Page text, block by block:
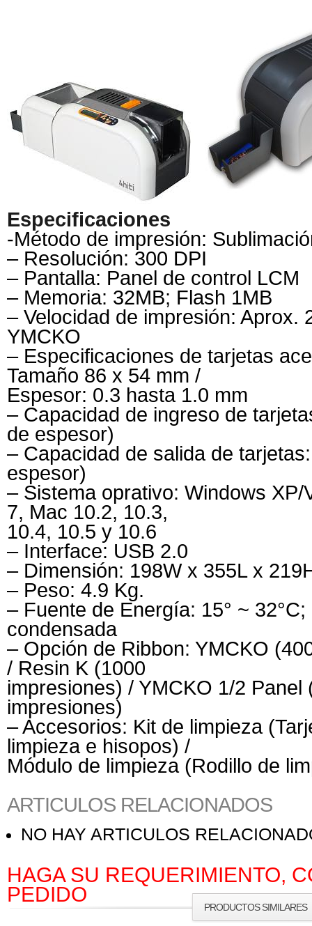
Especificaciones
-Método de impresión:
– Resolución: 300 DPI
– Pantalla: Panel de control LCM
– Memoria: 32MB; Flash 1MB
– Velocidad de impresión: Aprox.
YMCKO
– Especificaciones de tarjetas
Tamaño 86 x 54 mm /
Espesor: 0.3 hasta 1.0 mm
– Capacidad de ingreso de
de espesor)
– Capacidad de salida de
espesor)
– Sistema oprativo: Windows XP/
7, Mac 10.2, 10.3,
10.4, 10.5 y 10.6
– Interface: USB 2.0
– Dimensión: 198W x 355L x
– Peso: 4.9 Kg.
– Fuente de Energía: 15° ~
condensada
– Opción de Ribbon: YMCKO
/ Resin K (1000
impresiones) / YMCKO 1/2 Panel
impresiones)
– Accesorios: Kit de limpieza
limpieza e hisopos) /
Módulo de limpieza (Rodillo de
ARTICULOS RELACIONADOS
NO HAY ARTICULOS
HAGA SU REQUERIMIENTO,
PEDIDO
PRODUCTOS SIMILARES